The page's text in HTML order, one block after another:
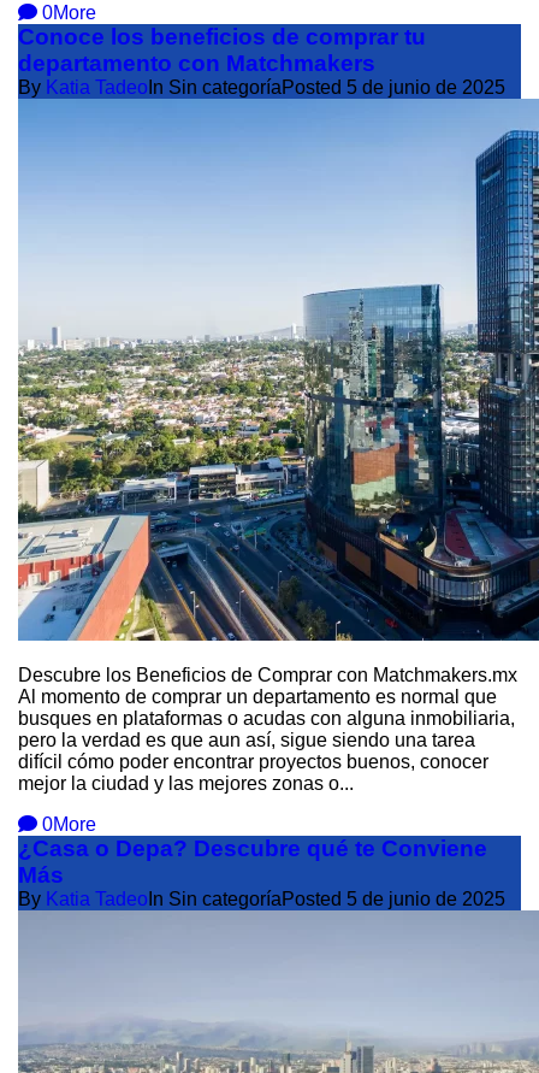
0More
Conoce los beneficios de comprar tu
departamento con Matchmakers
By Katia Tadeo In Sin categoríaPosted 5 de junio de 2025
Descubre los Beneficios de Comprar con Matchmakers.mx
Al momento de comprar un departamento es normal que
busques en plataformas o acudas con alguna inmobiliaria,
pero la verdad es que aun así, sigue siendo una tarea
difícil cómo poder encontrar proyectos buenos, conocer
mejor la ciudad y las mejores zonas o...
0More
¿Casa o Depa? Descubre qué te Conviene
Más​
By Katia Tadeo In Sin categoríaPosted 5 de junio de 2025